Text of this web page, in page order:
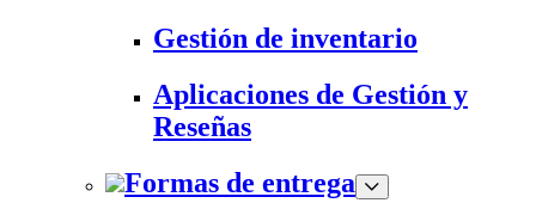
Gestión de inventario
Aplicaciones de Gestión y
Reseñas
Formas de entrega